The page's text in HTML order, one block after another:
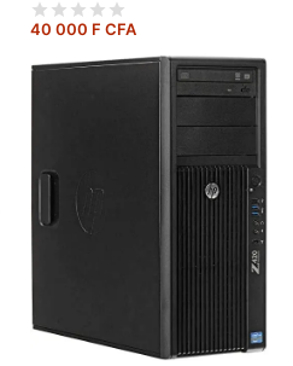
40 000 F CFA